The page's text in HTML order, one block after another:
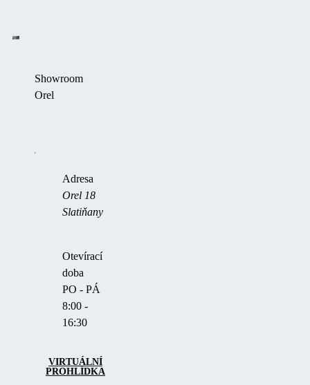
Showroom
Orel
Adresa
Orel 18
Slatiňany
Otevírací
doba
PO - PÁ
8:00 -
16:30
VIRTUÁLNÍ
PROHLÍDKA